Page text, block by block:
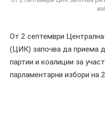
От 2 септември
(ЦИК) започва да приема
партии и коалиции за
парламентарни избори на